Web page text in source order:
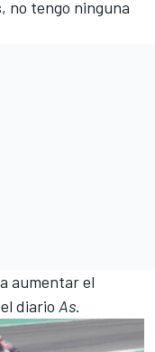
no tengo ninguna
aumentar el
diario As.